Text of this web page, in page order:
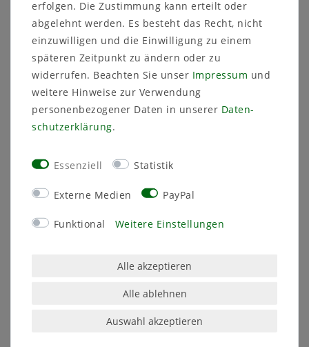
(Info: passender Untersetzer 97x41 cm)
Größen Untersetzer
47x24 cm, Höhe: 3 cm, Stellfläche: 40,5 x
16,5 cm
57x28 cm, Höhe: 3,4 cm, Stellfläche: 48,5 x
20 cm
77x37 cm, Höhe: 3,4 cm, Stellfläche: 65,5 x
25,5 cm
Angaben zur Produktsicherheit
EU-Verantwortliche Person:
erfolgen. Die Zustimmung kann erteilt oder
abgelehnt werden. Es besteht das Recht, nicht
einzuwilligen und die Einwilligung zu einem
späteren Zeitpunkt zu ändern oder zu
widerrufen. Beachten Sie unser Impressum und
weitere Hinweise zur Verwendung
personenbezogener Daten in unserer Daten­
schutz­erklärung.
Essenziell Statistik
Externe Medien PayPal
Funktional Weitere Einstellungen
Alle akzeptieren
Alle ablehnen
Auswahl akzeptieren